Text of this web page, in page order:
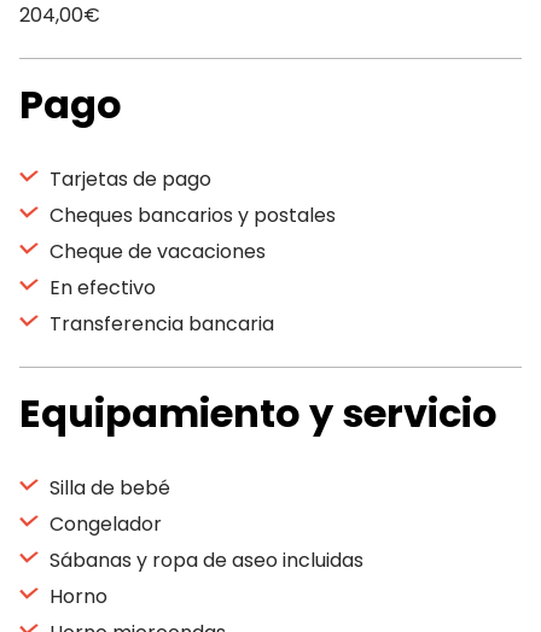
204,00€
Pago
Tarjetas de pago
Cheques bancarios y postales
Cheque de vacaciones
En efectivo
Transferencia bancaria
Equipamiento y servicio
Silla de bebé
Congelador
Sábanas y ropa de aseo incluidas
Horno